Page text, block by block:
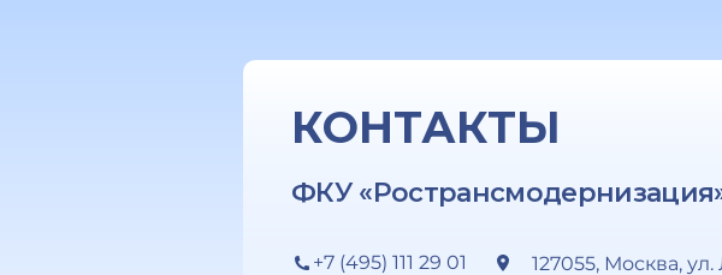
КОНТАКТЫ
ФКУ
+7 (495) 111 29 01 127055, Москва,